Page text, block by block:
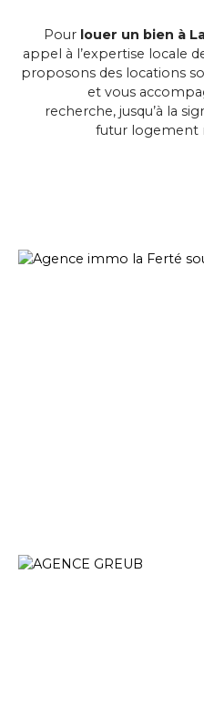
Pour louer un bien à
appel à l’expertise locale
proposons des locations
et vous
recherche, jusqu’à la
futur logement